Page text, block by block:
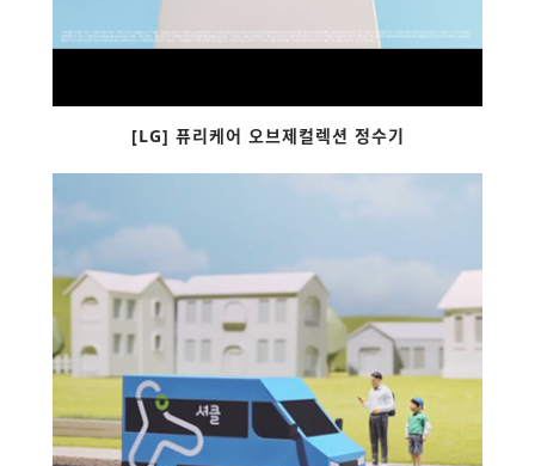
[LG] 퓨리케어 오브제컬렉션 정수기